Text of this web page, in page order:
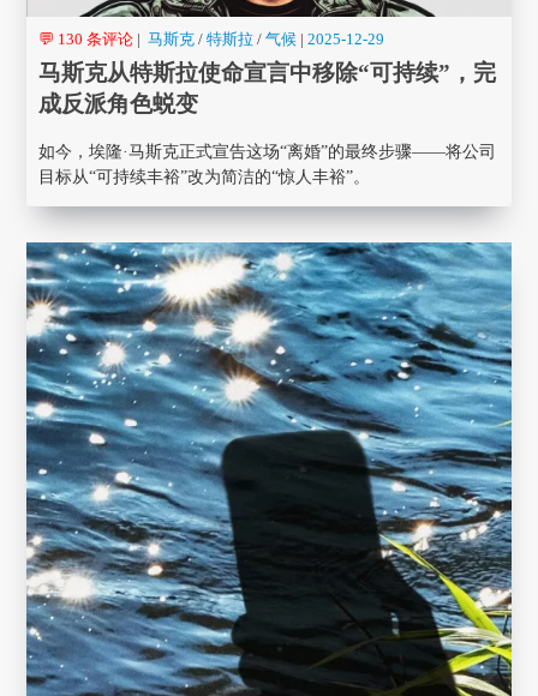
💬 130 条评论 | 马斯克 / 特斯拉 / 气候 |2025-12-29
马斯克从特斯拉使命宣言中移除“可持续”，完
成反派角色蜕变
如今，埃隆·马斯克正式宣告这场“离婚”的最终步骤——将公司
目标从“可持续丰裕”改为简洁的“惊人丰裕”。